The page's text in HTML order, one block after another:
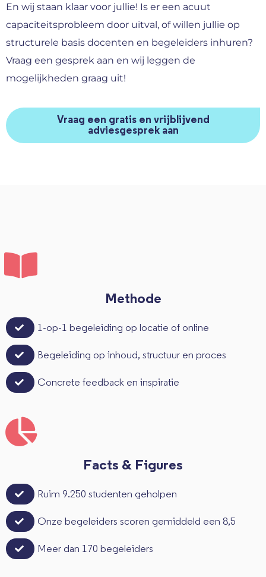
En wij staan klaar voor jullie! Is er een acuut
capaciteitsprobleem door uitval, of willen jullie op
structurele basis docenten en begeleiders inhuren?
Vraag een gesprek aan en wij leggen de
mogelijkheden graag uit!
Vraag een gratis en vrijblijvend
adviesgesprek aan
Methode
1-op-1 begeleiding op locatie of online
Begeleiding op inhoud, structuur en proces
Concrete feedback en inspiratie
Facts & Figures
Ruim 9.250 studenten geholpen
Onze begeleiders scoren gemiddeld een 8,5
Meer dan 170 begeleiders